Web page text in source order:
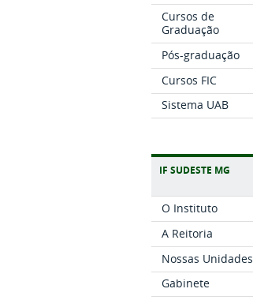
Cursos de
Graduação
Pós-graduação
Cursos FIC
Sistema UAB
IF SUDESTE MG
O Instituto
A Reitoria
Nossas Unidades
Gabinete